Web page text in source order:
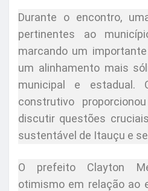
Durante o encontro,
pertinentes ao
marcando um
um alinhamento mais
municipal e estadual.
construtivo
discutir questões
sustentável de Itauçu e
O prefeito Clayton
otimismo em relação ao